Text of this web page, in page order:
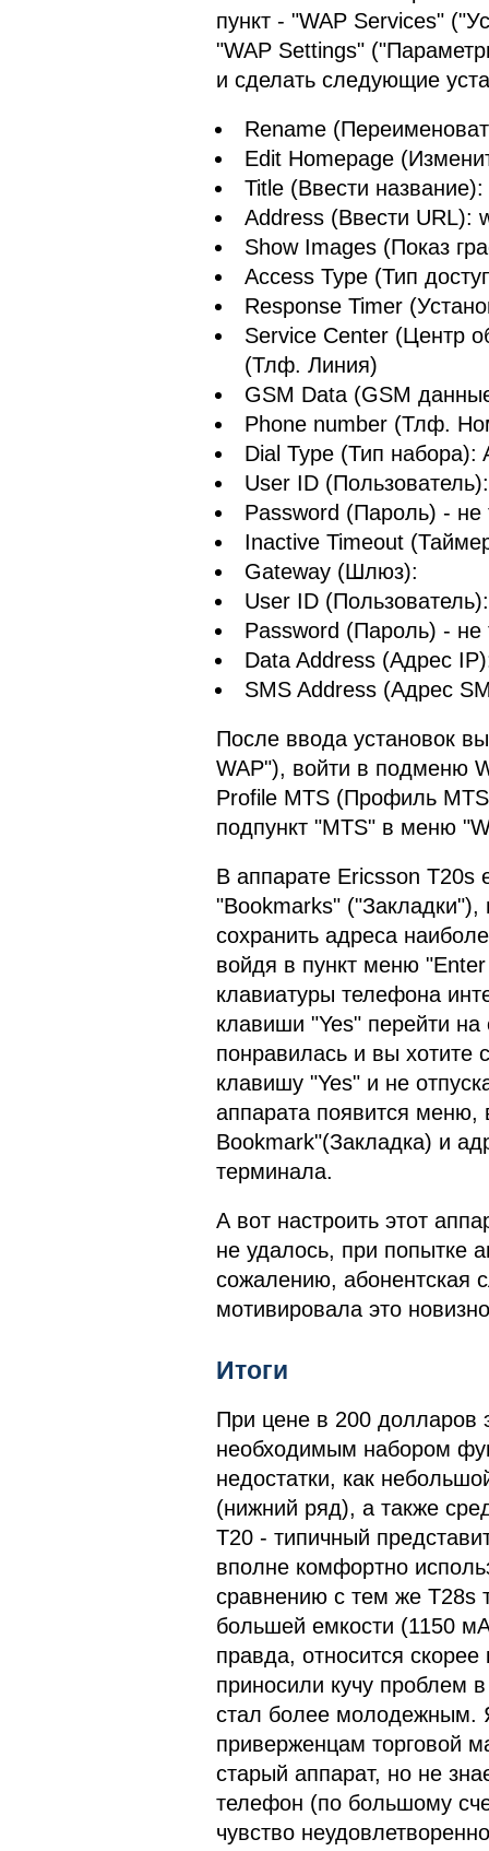
пункт - "WAP Services"
"WAP Settings"
и сделать следующие
Rename
Edit Homepage
Title (Ввести
Address (Ввести URL):
Show Images (Показ
Access Type (Тип
Response Timer
Service Center (Центр
(Тлф. Линия)
GSM Data (GSM
Phone number (Тлф.
Dial Type (Тип набора):
User ID
Password (Пароль) - не
Inactive Timeout
Gateway (Шлюз):
User ID
Password (Пароль) - не
Data Address (Адрес
SMS Address (Адрес
После ввода установок
WAP"), войти в подменю
Profile MTS (Профиль
подпункт "MTS" в меню
В аппарате Ericsson Т20s
"Bookmarks"
сохранить адреса
войдя в пункт меню
клавиатуры телефона
клавиши "Yes" перейти
понравилась и вы хотите
клавишу "Yes" и не
аппарата появится меню,
Bookmark"(Закладка) и
терминала.
А вот настроить этот
не удалось, при попытке
сожалению, абонентская
мотивировала это
Итоги
При цене в 200 долларов
необходимым набором
недостатки, как
(нижний ряд), а также
Т20 - типичный
вполне комфортно
сравнению с тем же Т28s
большей емкости (1150
правда, относится
приносили кучу проблем
стал более молодежным.
приверженцам торговой
старый аппарат, но не
телефон (по большому
чувство